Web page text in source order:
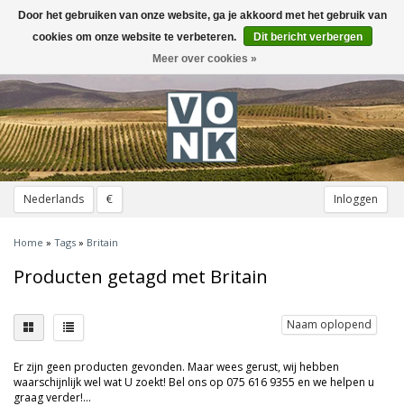
Nederlands € Inloggen
Toggle
navigation
Home » Tags » Britain
Producten getagd met Britain
Naam oplopend
Er zijn geen producten gevonden. Maar wees gerust, wij hebben
waarschijnlijk wel wat U zoekt! Bel ons op 075 616 9355 en we helpen u
graag verder!...
Door het gebruiken van onze website, ga je akkoord met het gebruik van
cookies om onze website te verbeteren.
Dit bericht verbergen
Meer over cookies »